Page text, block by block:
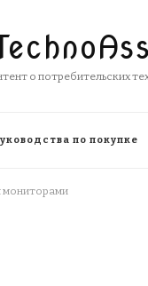
о потребительских
по покупке
мониторами